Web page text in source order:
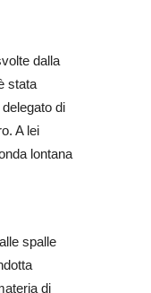
dalla
stata
di
A lei
lontana
spalle
di